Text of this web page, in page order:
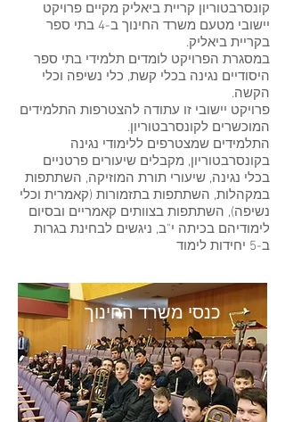
קונסרבטוריון קריית ביאליק מקיים פרויקט
יישובי מטעם משרד החינוך ב-4 בתי ספר
בקריית ביאליק.
במסגרת הפרויקט לומדים תלמידי בתי ספר
היסודיים נגינה בכלי קשת, כלי נשיפה וכלי
הקשה.
פרויקט יישובי זו עתודה להצטרפות התלמידים
המוכשרים לקונסרבטוריון.
התלמידים שמצטרפים ללימודי נגינה
בקונסרבטוריון, מקבלים שיעורים פרטניים
בכלי נגינה, שיעורי תורת המוזיקה, השתתפות
במקהלות, השתתפות בתזמורות (קאמרית וכלי
נשיפה), השתתפות בצוותים קאמריים ובסיום
לימודיהם בכיתה י"ב, ניגשים לבחינת בגרות
ב-5 יחידות לימוד
כנסי משרד החינוך